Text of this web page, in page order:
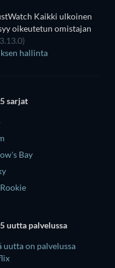
Kaikki ulkoinen
oikeutetun omistajan
hallinta
sarjat
Bay
uutta palvelussa
uutta on palvelussa